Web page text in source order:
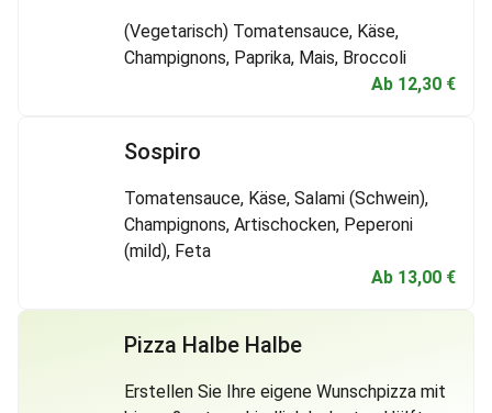
(Vegetarisch) Tomatensauce, Käse,
Champignons, Paprika, Mais, Broccoli
Ab 12,30 €
Sospiro
Tomatensauce, Käse, Salami (Schwein),
Champignons, Artischocken, Peperoni
(mild), Feta
Ab 13,00 €
Pizza Halbe Halbe
Erstellen Sie Ihre eigene Wunschpizza mit